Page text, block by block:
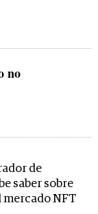
no
de
saber sobre
mercado NFT